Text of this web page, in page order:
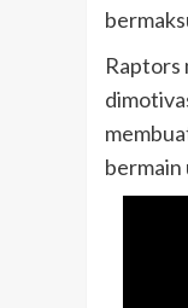
Raptors
bermain